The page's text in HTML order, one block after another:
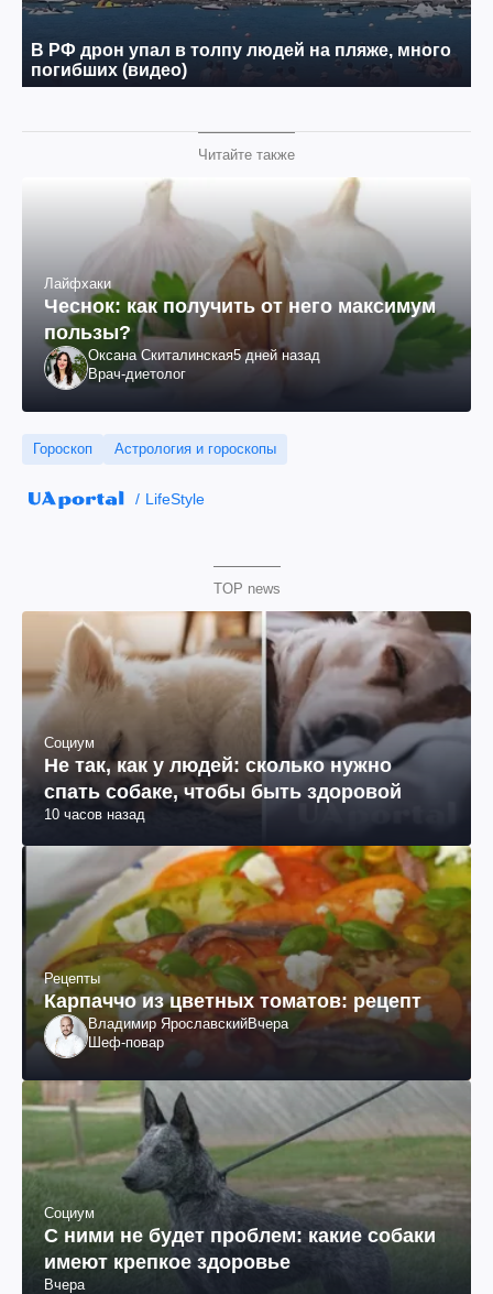
Читайте также
Лайфхаки
Чеснок: как получить от него максимум
пользы?
Оксана Скиталинская5 дней назад
Врач-диетолог
Гороскоп Астрология и гороскопы
LifeStyle
TOP news
Социум
Не так, как у людей: сколько нужно
спать собаке, чтобы быть здоровой
10 часов назад
Рецепты
Карпаччо из цветных томатов: рецепт
Владимир ЯрославскийВчера
Шеф-повар
Социум
С ними не будет проблем: какие собаки
имеют крепкое здоровье
Вчера